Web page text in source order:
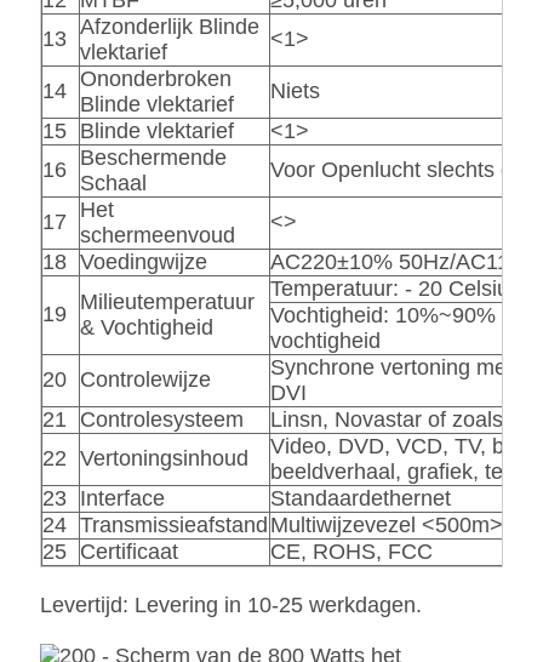
13 Afzonderlijk Blinde
vlektarief
<1>
14
Ononderbroken
Blinde vlektarief
Niets
15
Blinde vlektarief
<1>
16
Beschermende
Schaal
Voor Openlucht slechts
17
Het
schermeenvoud
<>
18 Voedingwijze AC220±10% 50Hz/
19
Milieutemperatuur
& Vochtigheid
Temperatuur: - 20
Vochtigheid: 10%~90%
vochtigheid
20
Controlewijze
Synchrone vertoning met
DVI
21
Controlesysteem
Linsn, Novastar of zoals u
22 Vertoningsinhoud
Video, DVD, VCD, TV,
beeldverhaal, grafiek,
23
Interface
Standaardethernet
24 Transmissieafstand Multiwijzevezel <500m>
25
Certificaat CE, ROHS, FCC
Levertijd: Levering in 10-25 werkdagen.